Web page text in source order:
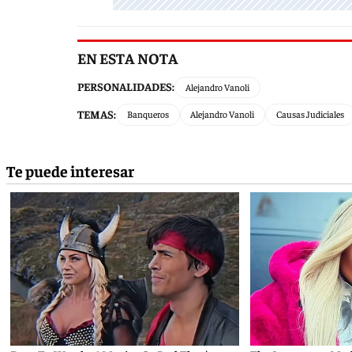
EN ESTA NOTA
PERSONALIDADES: Alejandro Vanoli
TEMAS: Banqueros Alejandro Vanoli Causas Judiciales